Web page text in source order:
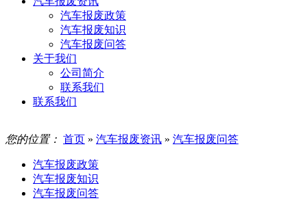
汽车报废政策
汽车报废知识
汽车报废问答
关于我们
公司简介
联系我们
联系我们
您的位置： 首页 » 汽车报废资讯 » 汽车报废问答
汽车报废政策
汽车报废知识
汽车报废问答